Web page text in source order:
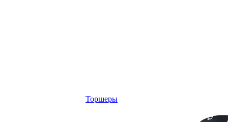
Торшеры